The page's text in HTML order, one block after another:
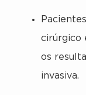
cirúrgico
os
invasiva.